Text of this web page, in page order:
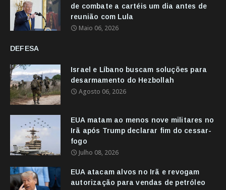
de combate a cartéis um dia antes de
reunião com Lula
Maio 06, 2026
DEFESA
Israel e Líbano buscam soluções para
desarmamento do Hezbollah
Agosto 06, 2026
EUA matam ao menos nove militares no
Irã após Trump declarar fim do cessar-
fogo
Julho 08, 2026
EUA atacam alvos no Irã e revogam
autorização para vendas de petróleo